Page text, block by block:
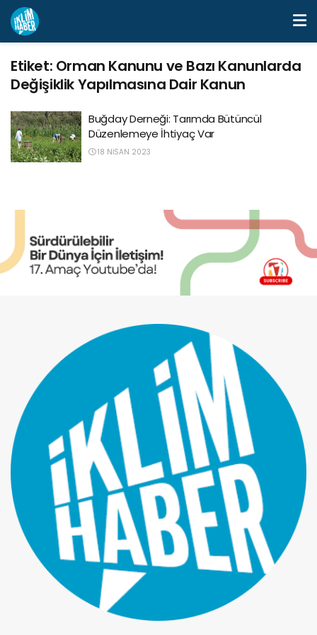
Etiket: Orman Kanunu ve Bazı Kanunlarda
Değişiklik Yapılmasına Dair Kanun
Buğday Derneği: Tarımda Bütüncül
Düzenlemeye İhtiyaç Var
18 NISAN 2023